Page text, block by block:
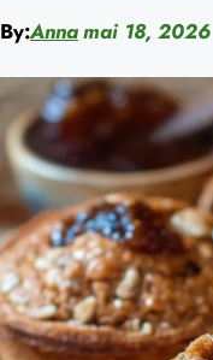
By:Annamai 18, 2026